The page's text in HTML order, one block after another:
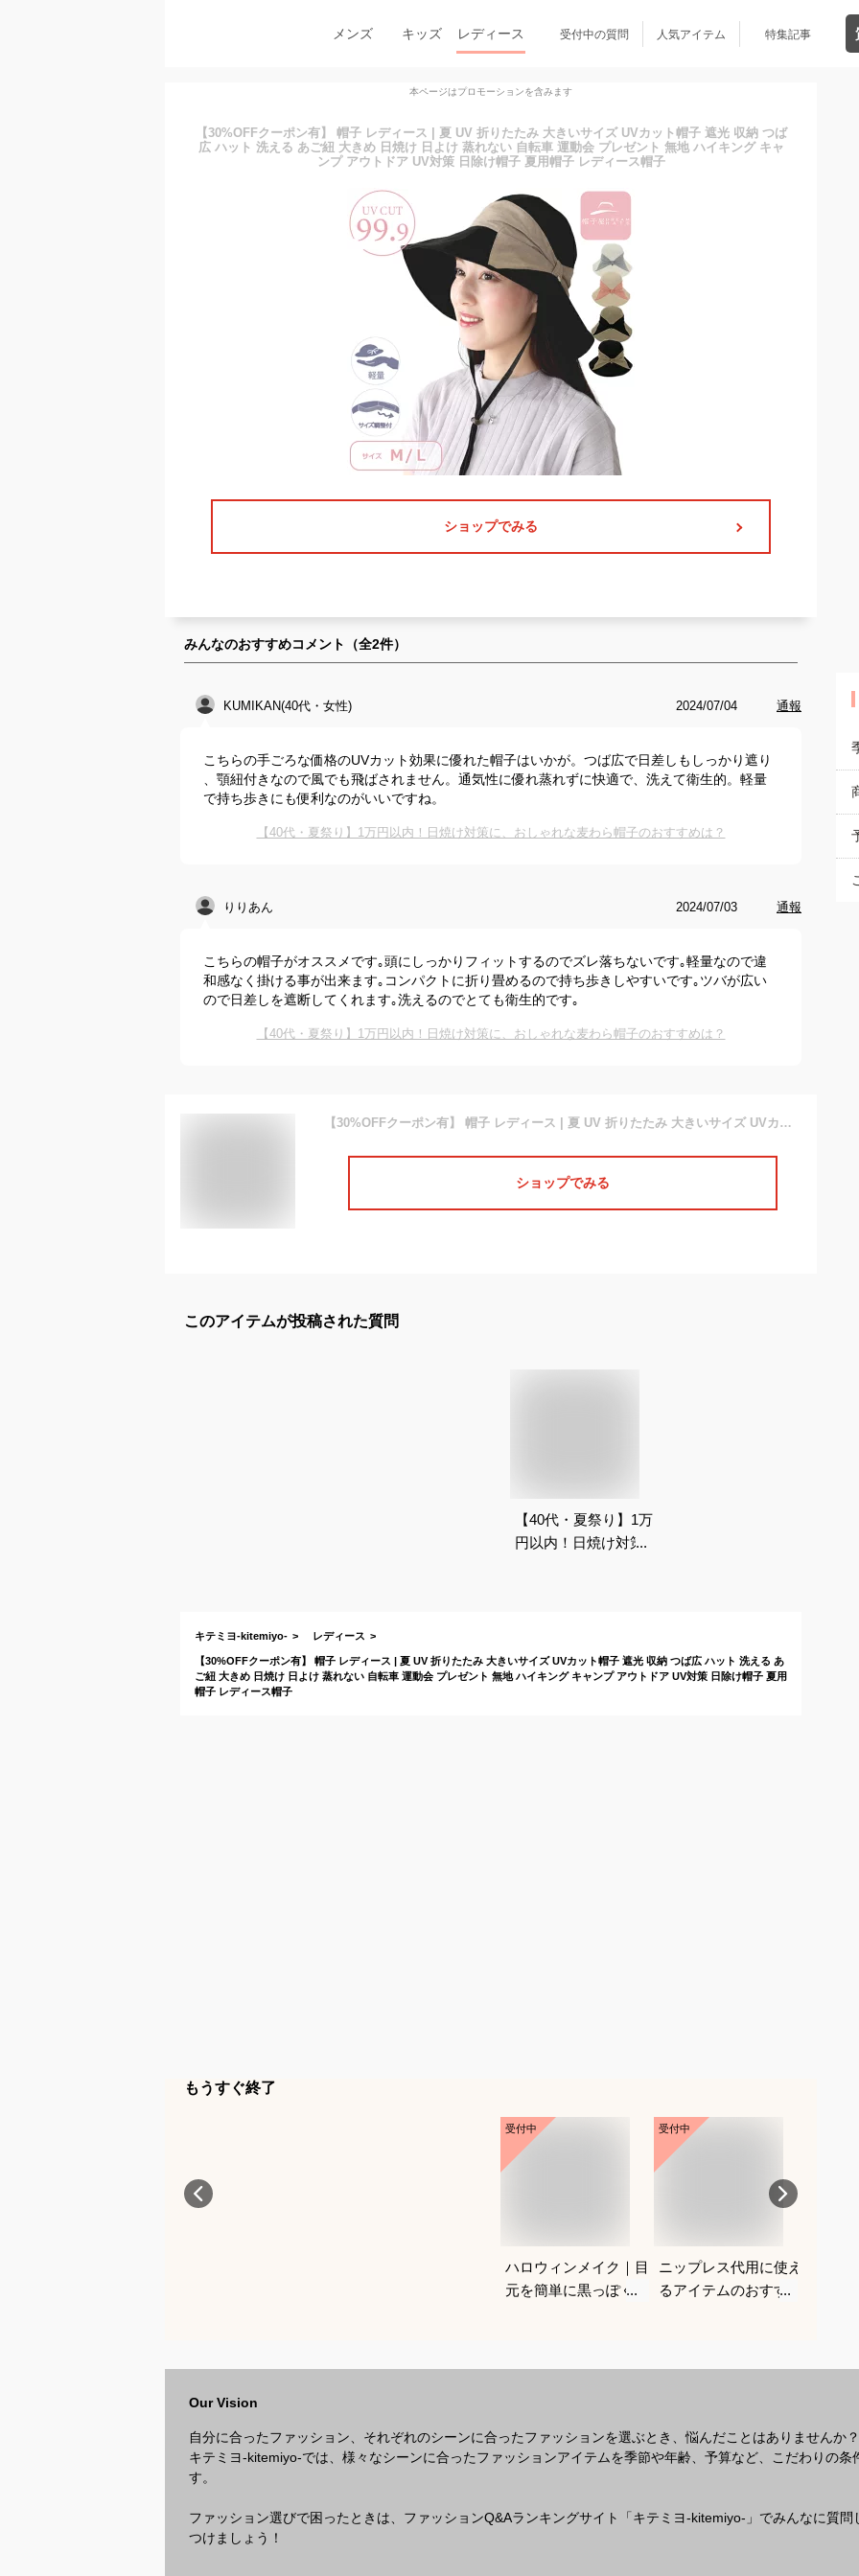
メンズ キッズ レディース 受付中の質問 人気アイテム 特集記事
本ページはプロモーションを含みます
【30%OFFクーポン有】 帽子 レディース | 夏 UV 折りたたみ 大きいサイズ UVカット帽子 遮光 収納 つば
広 ハット 洗える あご紐 大きめ 日焼け 日よけ 蒸れない 自転車 運動会 プレゼント 無地 ハイキング キャ
ンプ アウトドア UV対策 日除け帽子 夏用帽子 レディース帽子
ショップでみる
みんなのおすすめコメント（全2件）
KUMIKAN(40代・女性) 2024/07/04 通報
こちらの手ごろな価格のUVカット効果に優れた帽子はいかが。つば広で日差しもしっかり遮り
、顎紐付きなので風でも飛ばされません。通気性に優れ蒸れずに快適で、洗えて衛生的。軽量
で持ち歩きにも便利なのがいいですね。
【40代・夏祭り】1万円以内！日焼け対策に、おしゃれな麦わら帽子のおすすめは？
りりあん 2024/07/03 通報
こちらの帽子がオススメです｡頭にしっかりフィットするのでズレ落ちないです｡軽量なので違
和感なく掛ける事が出来ます｡コンパクトに折り畳めるので持ち歩きしやすいです｡ツバが広い
ので日差しを遮断してくれます｡洗えるのでとても衛生的です｡
【40代・夏祭り】1万円以内！日焼け対策に、おしゃれな麦わら帽子のおすすめは？
【30%OFFクーポン有】 帽子 レディース | 夏 UV 折りたたみ 大きいサイズ UVカット帽子 遮光 収納 つば広 ハット 洗える あご紐 大きめ 日焼け 日よけ 蒸れない 自転車 運動会 プレゼント 無地 ハイキング キャンプ アウトドア UV対策 日除け帽子 夏用帽子 レディース帽子
ショップでみる
このアイテムが投稿された質問
【40代・夏祭り】1万
円以内！日焼け対策
キテミヨ-kitemiyo- レディース
【30%OFFクーポン有】 帽子 レディース | 夏 UV 折りたたみ 大きいサイズ UVカット帽子 遮光 収納 つば広 ハット 洗える あ
ご紐 大きめ 日焼け 日よけ 蒸れない 自転車 運動会 プレゼント 無地 ハイキング キャンプ アウトドア UV対策 日除け帽子 夏用
帽子 レディース帽子
もうすぐ終了
受付中
ハロウィンメイク｜目
元を簡単に黒っぽくで
受付中
ニップレス代用に使え
るアイテムのおすすめ
Our Vision
自分に合ったファッション、それぞれのシーンに合ったファッションを選ぶとき、悩んだことはありませんか？
キテミヨ-kitemiyo-では、様々なシーンに合ったファッションアイテムを季節や年齢、予算など、こだわりの条
す。
ファッション選びで困ったときは、ファッションQ&Aランキングサイト「キテミヨ-kitemiyo-」でみんなに質
つけましょう！